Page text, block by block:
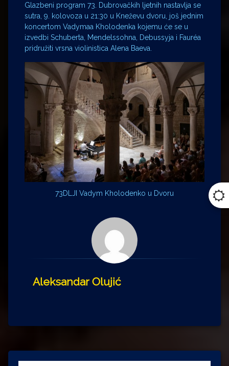
Glazbeni program 73. Dubrovačkih ljetnih nastavlja se
sutra, 9. kolovoza u 21:30 u Kneževu dvoru, još jednim
koncertom Vadymaa Kholodenka kojemu će se u
izvedbi Schuberta, Mendelssohna, Debussyja i Fauréa
pridružiti vrsna violinistica Alena Baeva.
73DLJI Vadym Kholodenko u Dvoru
Aleksandar Olujić